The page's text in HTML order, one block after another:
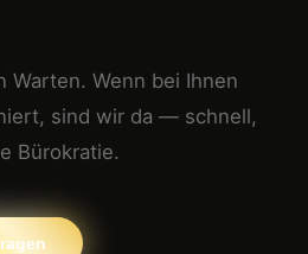
Warten. Wenn bei Ihnen
sind wir da — schnell,
Bürokratie.